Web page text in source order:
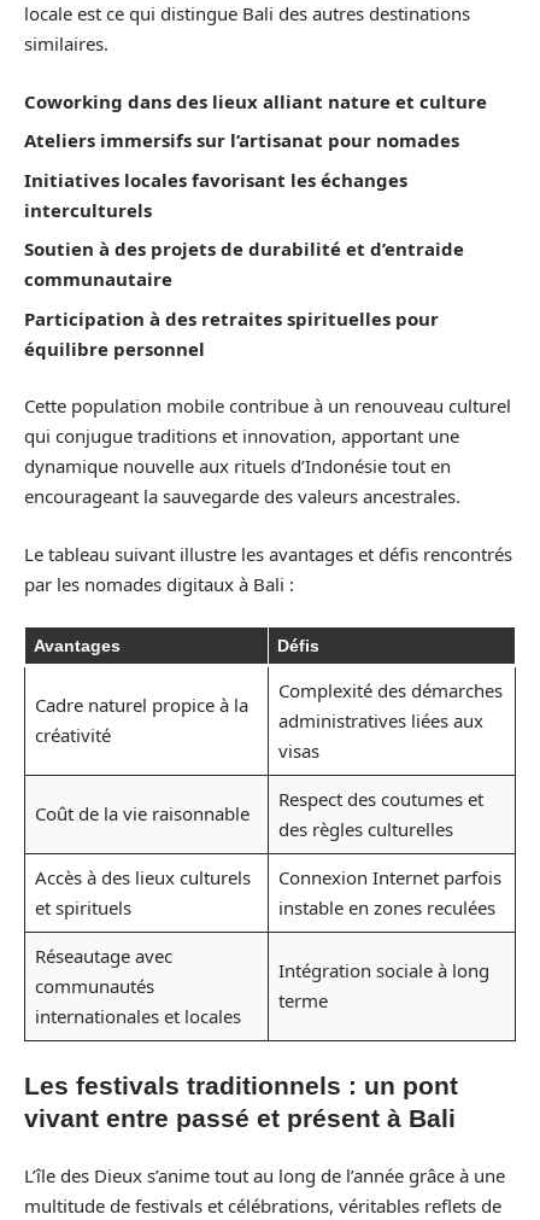
locale est ce qui distingue Bali des autres destinations
similaires.
Coworking dans des lieux alliant nature et culture
Ateliers immersifs sur l’artisanat pour nomades
Initiatives locales favorisant les échanges
interculturels
Soutien à des projets de durabilité et d’entraide
communautaire
Participation à des retraites spirituelles pour
équilibre personnel
Cette population mobile contribue à un renouveau culturel
qui conjugue traditions et innovation, apportant une
dynamique nouvelle aux rituels d’Indonésie tout en
encourageant la sauvegarde des valeurs ancestrales.
Le tableau suivant illustre les avantages et défis rencontrés
par les nomades digitaux à Bali :
Avantages Défis
Cadre naturel propice à la
créativité
Complexité des démarches
administratives liées aux
visas
Coût de la vie raisonnable
Respect des coutumes et
des règles culturelles
Accès à des lieux culturels
et spirituels
Connexion Internet parfois
instable en zones reculées
Réseautage avec
communautés
internationales et locales
Intégration sociale à long
terme
Les festivals traditionnels : un pont
vivant entre passé et présent à Bali
L’île des Dieux s’anime tout au long de l’année grâce à une
multitude de festivals et célébrations, véritables reflets de